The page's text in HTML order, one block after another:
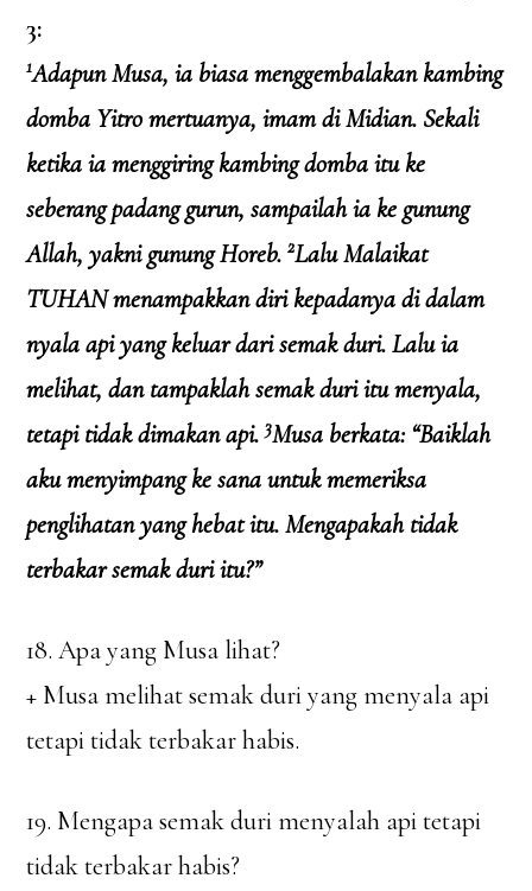
3:
1Adapun Musa, ia biasa menggembalakan kambing
domba Yitro mertuanya, imam di Midian. Sekali
ketika ia menggiring kambing domba itu ke
seberang padang gurun, sampailah ia ke gunung
Allah, yakni gunung Horeb.2Lalu Malaikat
TUHAN menampakkan diri kepadanya di dalam
nyala api yang keluar dari semak duri. Lalu ia
melihat, dan tampaklah semak duri itu menyala,
tetapi tidak dimakan api.3Musa berkata: “Baiklah
aku menyimpang ke sana untuk memeriksa
penglihatan yang hebat itu. Mengapakah tidak
terbakar semak duri itu?”
18. Apa yang Musa lihat?
+ Musa melihat semak duri yang menyala api
tetapi tidak terbakar habis.
19. Mengapa semak duri menyalah api tetapi
tidak terbakar habis?